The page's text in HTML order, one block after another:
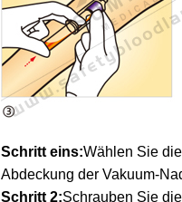
Schritt eins:Wählen Sie
Abdeckung der Vakuum-
Schritt 2:Schrauben Sie